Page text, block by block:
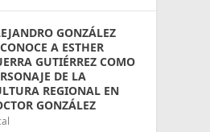
GONZÁLEZ
A ESTHER
GUTIÉRREZ COMO
DE LA
REGIONAL EN
GONZÁLEZ